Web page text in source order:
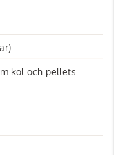
kol och pellets